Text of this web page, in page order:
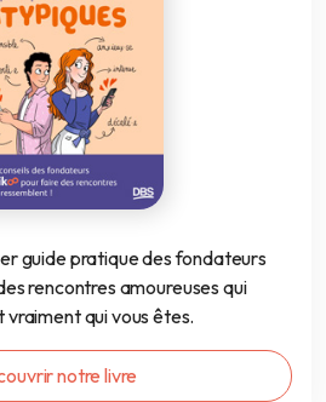
guide pratique des fondateurs
rencontres amoureuses qui
qui vous êtes.
notre livre